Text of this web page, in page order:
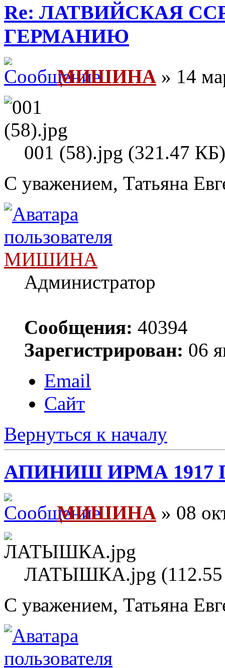
Re: ЛАТВИЙСКАЯ
ГЕРМАНИЮ
МИШИНА » 14
001 (58).jpg (321.47
С уважением, Татьяна
МИШИНА
Администратор
Сообщения: 40394
Зарегистрирован: 06
Email
Сайт
Вернуться к началу
АПИНИШ ИРМА 1917
МИШИНА » 08
ЛАТЫШКА.jpg (112.55
С уважением, Татьяна